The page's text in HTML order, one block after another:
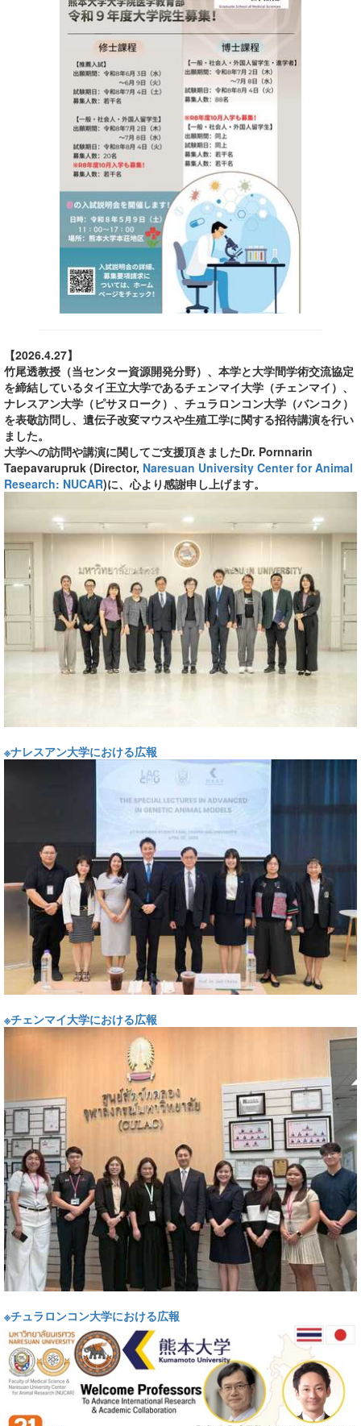
【2026.4.27】
竹尾透教授（当センター資源開発分野）、本学と大学間学術交流協定
を締結しているタイ王立大学であるチェンマイ大学（チェンマイ）、
ナレスアン大学（ピサヌローク）、チュラロンコン大学（バンコク）
を表敬訪問し、遺伝子改変マウスや生殖工学に関する招待講演を行い
ました。
大学への訪問や講演に関してご支援頂きましたDr. Pornnarin
Taepavarupruk (Director, Naresuan University Center for Animal
Research: NUCAR)に、心より感謝申し上げます。
※ナレスアン大学における広報
※チェンマイ大学における広報
※チュラロンコン大学における広報